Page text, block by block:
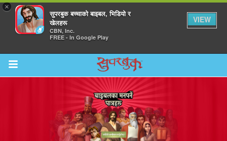
×
सुपरबुक बच्चाको बाइबल, भिडियो र
खेलहरू
CBN, Inc.
FREE - In Google Play
VIEW
Return to Content